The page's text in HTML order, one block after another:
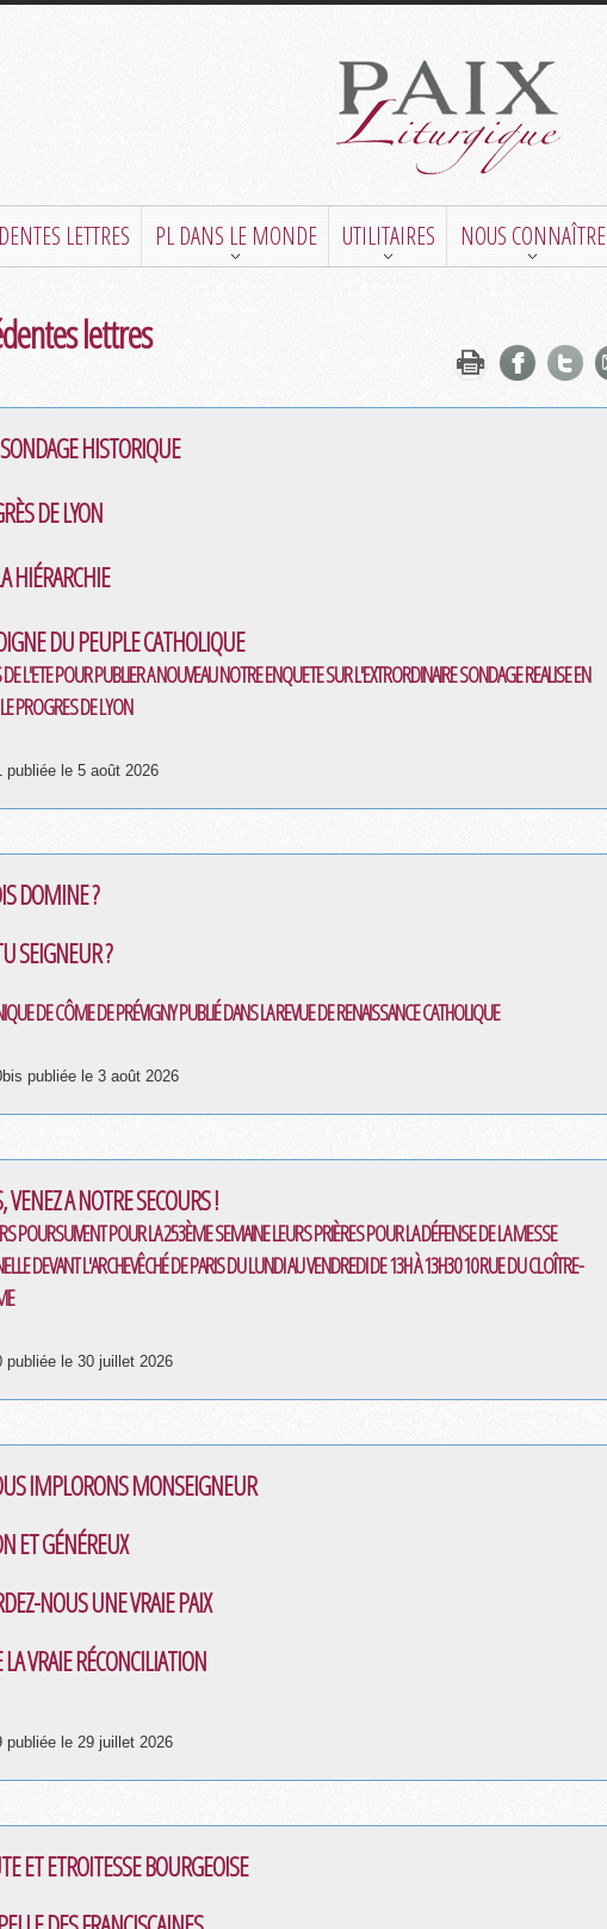
LETTRES PL DANS LE MONDE UTILITAIRES NOUS CONNAÎTRE
lettres
HISTORIQUE
DE LYON
HIÉRARCHIE
DU PEUPLE CATHOLIQUE
L'ETE POUR PUBLIER A NOUVEAU NOTRE ENQUETE SUR L'EXTRORDINAIRE SONDAGE REALISE EN
PROGRES DE LYON
publiée le 5 août 2026
DOMINE ?
SEIGNEUR ?
DE CÔME DE PRÉVIGNY PUBLIÉ DANS LA REVUE DE RENAISSANCE CATHOLIQUE
publiée le 3 août 2026
VENEZ A NOTRE SECOURS !
POURSUIVENT POUR LA 253ÈME SEMAINE LEURS PRIÈRES POUR LA DÉFENSE DE LA MESSE
DEVANT L'ARCHEVÊCHÉ DE PARIS DU LUNDI AU VENDREDI DE 13H À 13H30 10 RUE DU CLOÎTRE-
publiée le 30 juillet 2026
IMPLORONS MONSEIGNEUR
ET GÉNÉREUX
NOUS UNE VRAIE PAIX
VRAIE RÉCONCILIATION
publiée le 29 juillet 2026
ET ETROITESSE BOURGEOISE